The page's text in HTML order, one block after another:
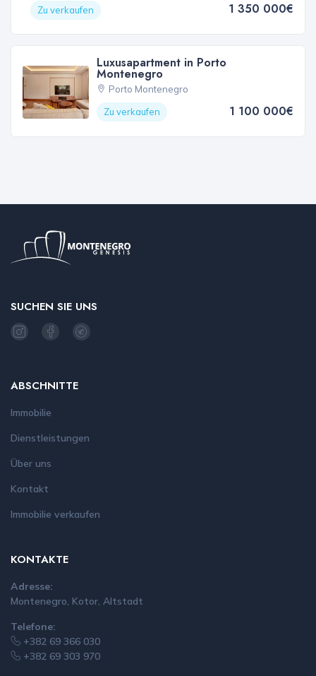
Zu verkaufen
1 350 000€
Luxusapartment in Porto
Montenegro
Porto Montenegro
Zu verkaufen
1 100 000€
SUCHEN SIE UNS
ABSCHNITTE
Immobilie
Dienstleistungen
Über uns
Kontakt
Immobilie verkaufen
KONTAKTE
Adresse:
Montenegro, Kotor, Altstadt
Telefone:
+382 69 366 030
+382 69 303 970